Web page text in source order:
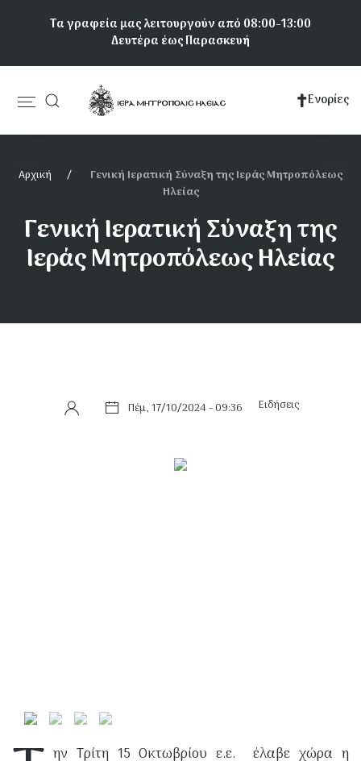
Τα γραφεία μας λειτουργούν από 08:00-13:00
Δευτέρα έως Παρασκευή
Κεντρική
πλοήγηση
Ενορίες
Αρχική
Γενική Ιερατική Σύναξη της Ιεράς Μητροπόλεως
Ηλείας
Γενική Ιερατική Σύναξη της
Ιεράς Μητροπόλεως Ηλείας
Πέμ, 17/10/2024 - 09:36 Ειδήσεις
ην Τρίτη 15 Οκτωβρίου ε.ε. έλαβε χώρα η